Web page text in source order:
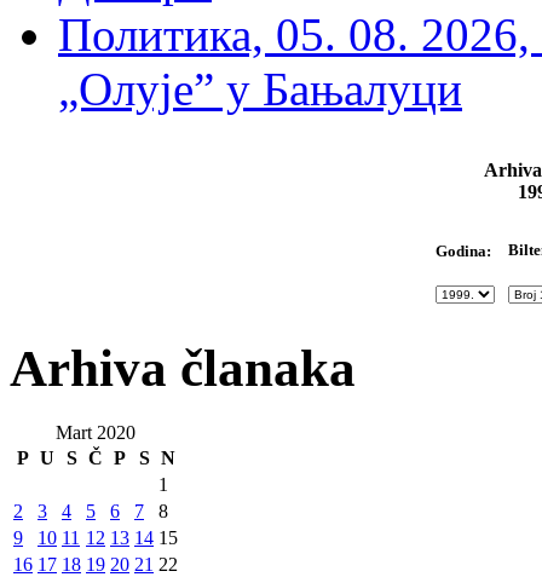
Политика, 05. 08.
„Олује” у Бањалуци
Godina:
Arhiva članaka
Mart 2020
P U S Č P S N
1
2
3 4 5 6 7
8
9
10 11 12 13 14 15
16 17 18 19 20 21 22